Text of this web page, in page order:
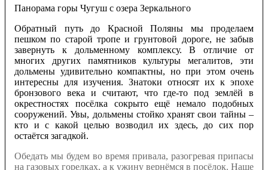
Панорама горы Чугуш с озера Зеркального
Обратный путь до Красной Поляны мы проделаем
пешком по старой тропе и грунтовой дороге, не забыв
завернуть к дольменному комплексу. В отличие от
многих других памятников культуры мегалитов, эти
дольмены удивительно компактны, но при этом очень
интересны для изучения. Знатоки относят их к эпохе
бронзового века и считают, что где-то под землёй в
окрестностях посёлка сокрыто ещё немало подобных
сооружений. Увы, дольмены стойко хранят свои тайны –
кто и с какой целью возводил их здесь, до сих пор
остаётся загадкой.
Обедать мы будем во время привала, разогревая припасы
на газовых горелках, а к ужину вернёмся в посёлок. Наше